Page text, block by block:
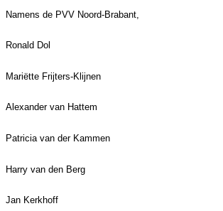
Namens de PVV Noord-Brabant,
Ronald Dol
Mariëtte Frijters-Klijnen
Alexander van Hattem
Patricia van der Kammen
Harry van den Berg
Jan Kerkhoff